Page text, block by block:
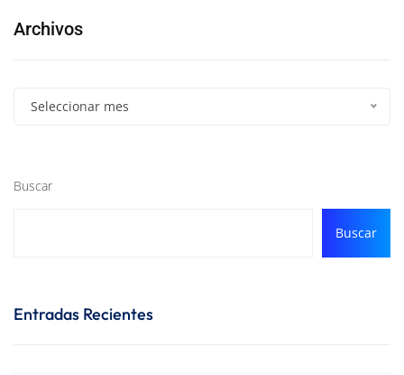
Archivos
Seleccionar mes
Buscar
Buscar
Entradas Recientes